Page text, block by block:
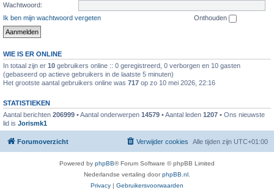
Wachtwoord:
Ik ben mijn wachtwoord vergeten
Onthouden
WIE IS ER ONLINE
In totaal zijn er 10 gebruikers online :: 0 geregistreerd, 0 verborgen en 10 gasten
(gebaseerd op actieve gebruikers in de laatste 5 minuten)
Het grootste aantal gebruikers online was 717 op zo 10 mei 2026, 22:16
STATISTIEKEN
Aantal berichten 206999 • Aantal onderwerpen 14579 • Aantal leden 1207 • Ons nieuwste
lid is Jorismk1
Forumoverzicht Alle tijden zijn UTC+01:00
Verwijder cookies
Powered by phpBB® Forum Software © phpBB Limited
Nederlandse vertaling doorphpBB.nl
Privacy | Gebruikersvoorwaarden